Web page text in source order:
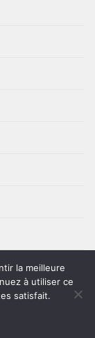
la meilleure
à utiliser ce
satisfait.